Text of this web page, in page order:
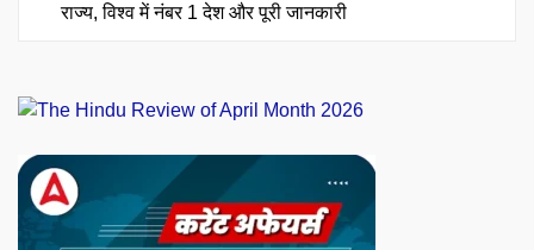
राज्य, विश्व में नंबर 1 देश और पूरी जानकारी